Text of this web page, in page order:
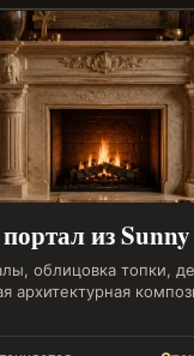
из
облицовка топки,
архитектурная